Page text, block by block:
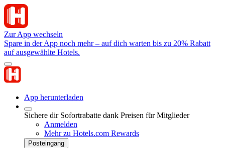
Zur App wechseln
Spare in der App noch mehr – auf dich warten bis zu 20% Rabatt
auf ausgewählte Hotels.
App herunterladen
Sichere dir Sofortrabatte dank Preisen für Mitglieder
Anmelden
Mehr zu Hotels.com Rewards
Posteingang